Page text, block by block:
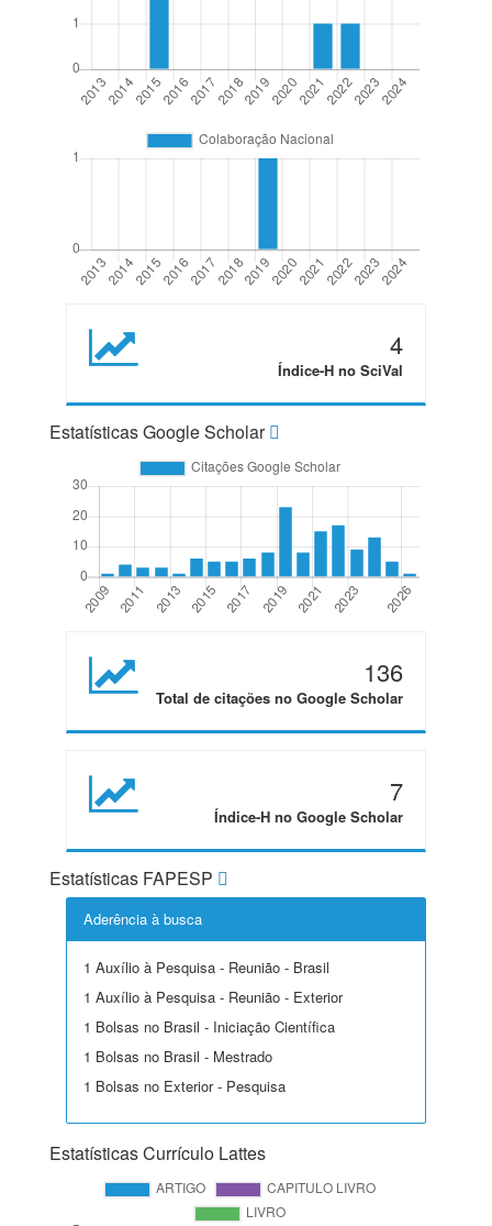
4
Índice-H no SciVal
Estatísticas Google Scholar
136
Total de citações no Google Scholar
7
Índice-H no Google Scholar
Estatísticas FAPESP
Aderência à busca
1 Auxílio à Pesquisa - Reunião - Brasil
1 Auxílio à Pesquisa - Reunião - Exterior
1 Bolsas no Brasil - Iniciação Científica
1 Bolsas no Brasil - Mestrado
1 Bolsas no Exterior - Pesquisa
Estatísticas Currículo Lattes